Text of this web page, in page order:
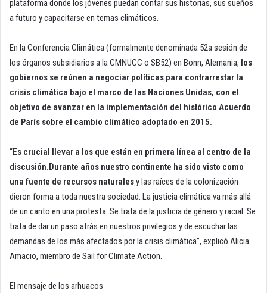
plataforma donde los jóvenes puedan contar sus historias, sus sueños
a futuro y capacitarse en temas climáticos.
En la Conferencia Climática (formalmente denominada 52a sesión de
los órganos subsidiarios a la CMNUCC o SB52) en Bonn, Alemania, los
gobiernos se reúnen a negociar políticas para contrarrestar la
crisis climática bajo el marco de las Naciones Unidas, con el
objetivo de avanzar en la implementación del histórico Acuerdo
de París sobre el cambio climático adoptado en 2015.
“Es crucial llevar a los que están en primera línea al centro de la
discusión.Durante años nuestro continente ha sido visto como
una fuente de recursos naturalesy las raíces de la colonización
dieron forma a toda nuestra sociedad. La justicia climática va más allá
de un canto en una protesta. Se trata de la justicia de género y racial. Se
trata de dar un paso atrás en nuestros privilegios y de escuchar las
demandas de los más afectados por la crisis climática”, explicó Alicia
Amacio, miembro de Sail for Climate Action.
El mensaje de los arhuacos